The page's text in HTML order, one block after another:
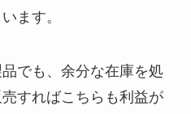
ます。
でも、余分な在庫を処
すればこちらも利益が